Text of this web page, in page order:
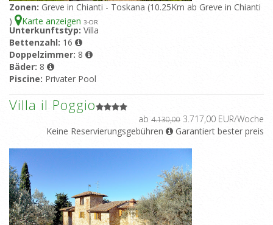
Zonen: Greve in Chianti - Toskana (10.25Km ab Greve in Chianti
)
Karte anzeigen 3-OR
Unterkunftstyp: Villa
Bettenzahl: 16
Doppelzimmer: 8
Bäder: 8
Piscine: Privater Pool
Villa il Poggio
ab 4.130,00 3.717,00 EUR/Woche
Keine Reservierungsgebühren
Garantiert bester preis